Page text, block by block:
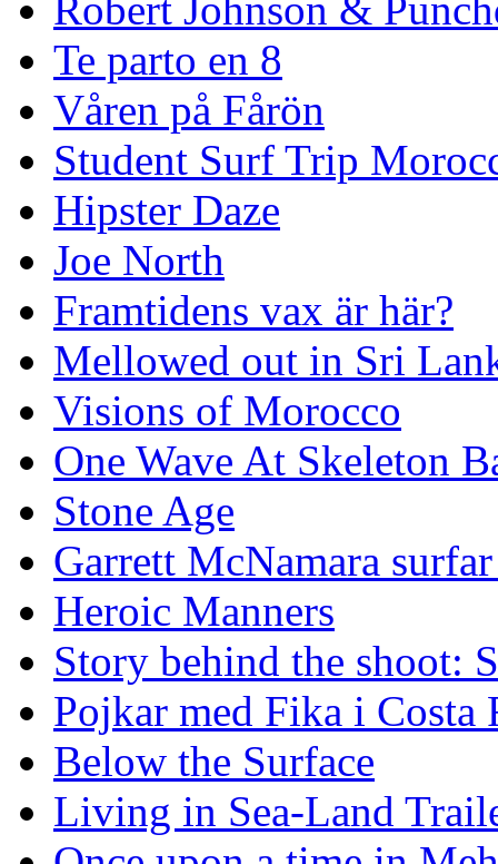
Te parto en 8
Våren på Fårön
Student Surf Trip
Hipster Daze
Joe North
Framtidens vax är här?
Mellowed out in Sri
Visions of Morocco
One Wave At Skeleton
Stone Age
Garrett McNamara
Heroic Manners
Story behind the shoot:
Pojkar med Fika i Costa
Below the Surface
Living in Sea-Land